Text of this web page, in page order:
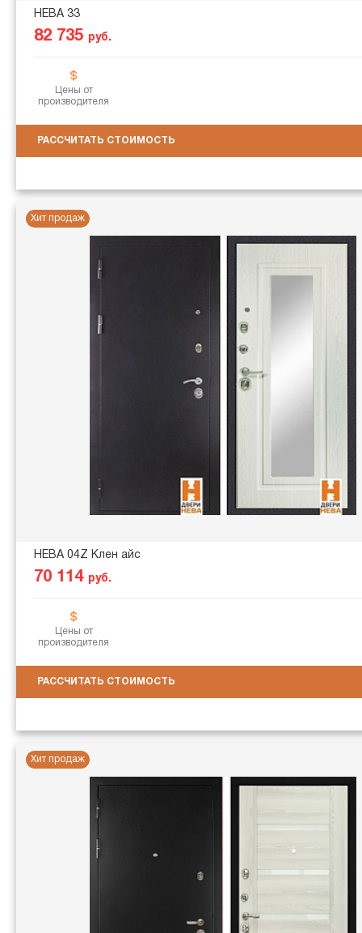
НЕВА 33
82 735 руб.
Цены от
производителя
РАССЧИТАТЬ СТОИМОСТЬ
Хит продаж
НЕВА 04Z Клен айс
70 114 руб.
Цены от
производителя
РАССЧИТАТЬ СТОИМОСТЬ
Хит продаж